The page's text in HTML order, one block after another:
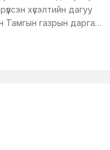
хүсэлтийн дагуу
Тамгын газрын дарга…